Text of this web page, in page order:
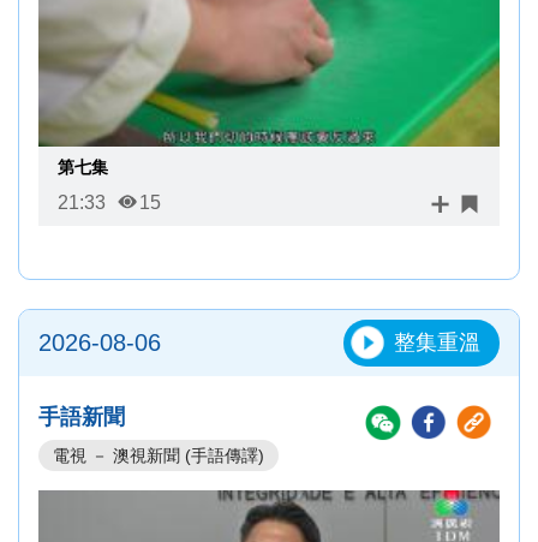
第七集
21:33 15
2026-08-06 整集重溫
手語新聞
電視 － 澳視新聞 (手語傳譯)